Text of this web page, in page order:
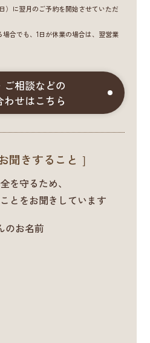
）に翌月のご予約を開始させていただ
合でも、1日が休業の場合は、翌営業
ご相談などの
わせはこちら
聞きすること ］
を守るため、
とをお聞きしています
のお名前